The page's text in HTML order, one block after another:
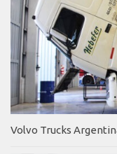
Volvo Trucks